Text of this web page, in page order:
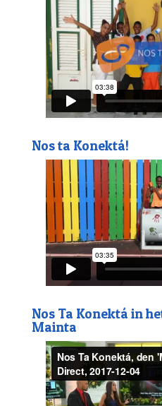
Nos ta Konektá!
Nos Ta Konektá in
Mainta